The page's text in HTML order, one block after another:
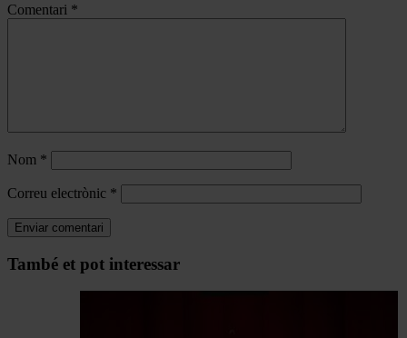
Comentari *
Nom *
Correu electrònic *
Navegar
També et pot interessar